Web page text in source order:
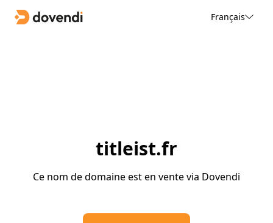
Français
titleist.fr
Ce nom de domaine est en vente via Dovendi